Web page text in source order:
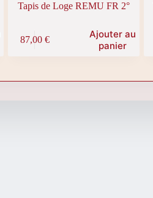
Tapis de Loge REMU FR 2°
87,00 €
Ajouter au
panier